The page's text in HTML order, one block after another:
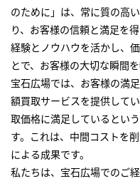
のために」は、常に質の高
り、お客様の信頼と満足を
経験とノウハウを活かし、
とで、お客様の大切な瞬間
宝石広場では、お客様の満
額買取サービスを提供して
取価格に満足しているとい
す。これは、中間コストを
による成果です。
私たちは、宝石広場でのご